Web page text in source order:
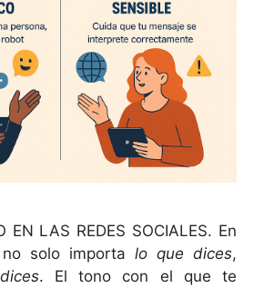
EN LAS REDES SOCIALES. En
solo importa lo que dices,
. El tono con el que te